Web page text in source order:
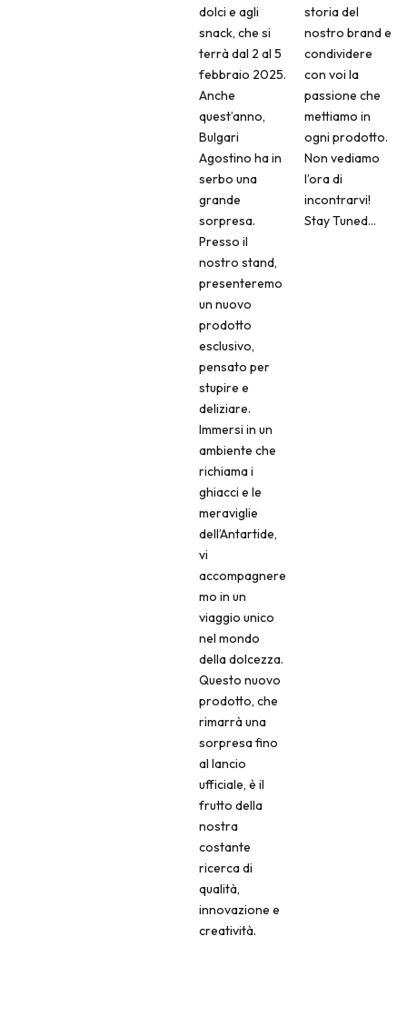
dolci e agli
snack, che si
terrà dal 2 al 5
febbraio 2025.
Anche
quest’anno,
Bulgari
Agostino ha in
serbo una
grande
sorpresa.
Presso il
nostro stand,
presenteremo
un nuovo
prodotto
esclusivo,
pensato per
stupire e
deliziare.
Immersi in un
ambiente che
richiama i
ghiacci e le
meraviglie
dell’Antartide,
vi
accompagnere
mo in un
viaggio unico
nel mondo
della dolcezza.
Questo nuovo
prodotto, che
rimarrà una
sorpresa fino
al lancio
ufficiale, è il
frutto della
nostra
costante
ricerca di
qualità,
innovazione e
creatività.
storia del
nostro brand e
condividere
con voi la
passione che
mettiamo in
ogni prodotto.
Non vediamo
l’ora di
incontrarvi!
Stay Tuned…